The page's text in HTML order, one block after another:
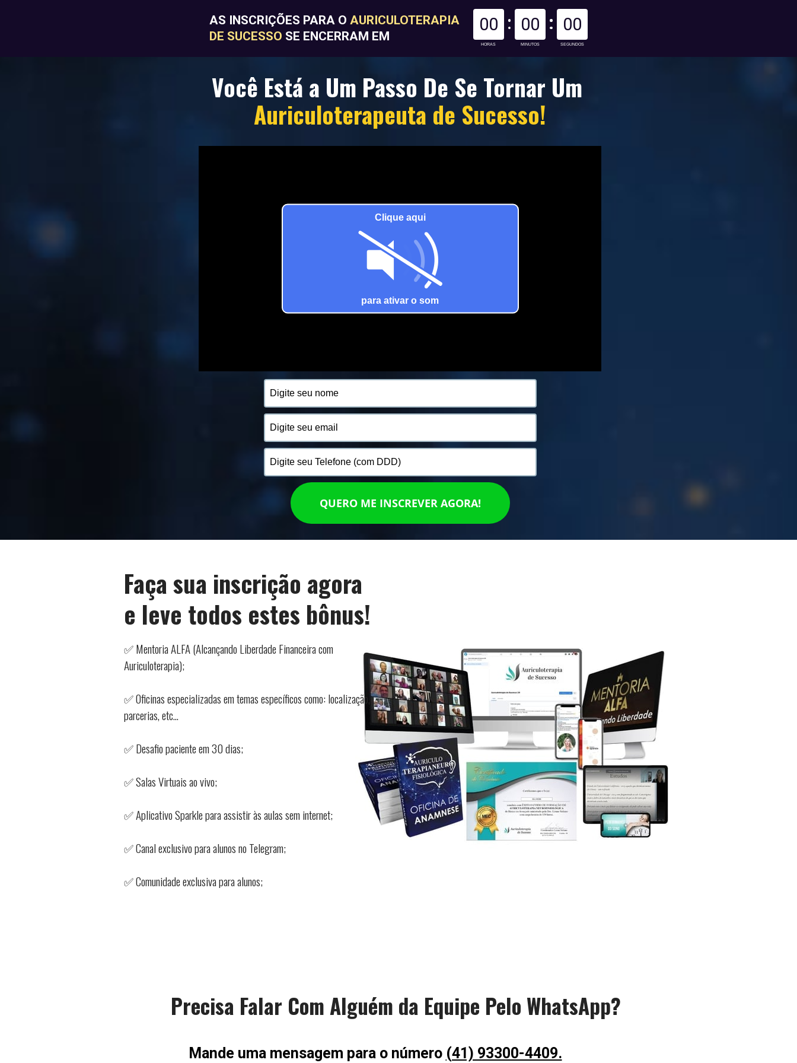
HORAS MINUTOS SEGUNDOS
00 00 00
AS INSCRIÇÕES PARA O AURICULOTERAPIA
DE SUCESSO SE ENCERRAM EM
Você Está a Um Passo
Auriculoterapeuta de Sucesso!
QUERO ME INSCREVER AGORA!
Faça sua inscrição agora
e leve todos estes bônus!
✅ Mentoria ALFA (Alcançando Liberdade Financeira com
Auriculoterapia);
✅ Oficinas especializadas em temas específicos como: localização,
parcerias, etc…
✅ Desafio paciente em 30 dias;
✅ Salas Virtuais ao vivo;
✅ Aplicativo Sparkle para assistir às aulas sem internet;
✅ Canal exclusivo para alunos no Telegram;
✅ Comunidade exclusiva para alunos;
Precisa Falar Com Alguém da Equipe Pelo WhatsApp?
Mande uma mensagem para o número (41) 93300-4409.